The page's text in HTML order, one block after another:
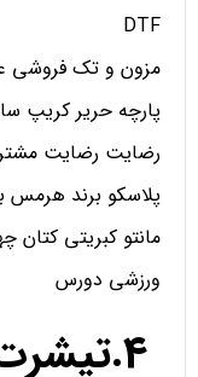
DTF
پارچه حریر کریپ
رضایت رضایت مشتری
پلاسکو برند هرمس
مانتو کبریتی کتان
ورزشی دورس